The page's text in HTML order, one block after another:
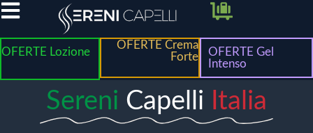
OFERTE Lozione
OFERTE Crema
Forte
OFERTE Gel
Intenso
Sereni Capelli Italia